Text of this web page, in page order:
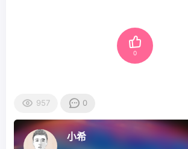
0
957 0
小希